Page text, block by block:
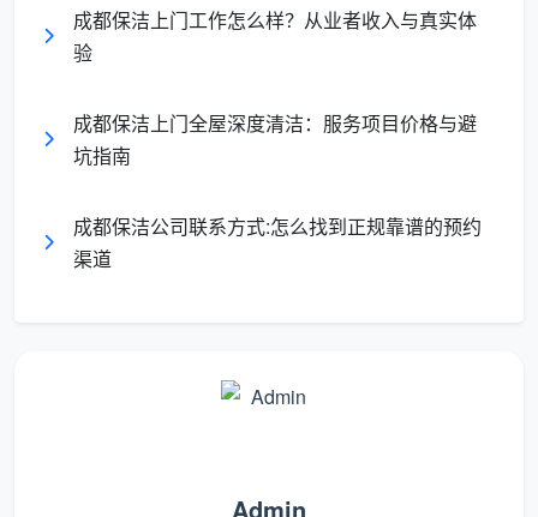
毒无害无二次污染，技术源于世界五百强品牌；高温熏
蒸技术
还包含纳米净化膜和负离子深度除味技术，适用于急入
住或对空气质量要求极高的场景。
了“甲醛检测、治理”，其服务范围覆盖从日常保洁到空
气治理的综合场景。对于需要“保洁+除甲醛”一站式解决
1.3 验收关：有没有第三方CMA报告？
度中，第五项就是“确认是否提供第三方CMA检测验收
成都保洁上门工作怎么样？从业者收入与真实体
验
成都保洁上门全屋深度清洁：服务项目价格与避
坑指南
成都保洁公司联系方式:怎么找到正规靠谱的预约
渠道
Admin